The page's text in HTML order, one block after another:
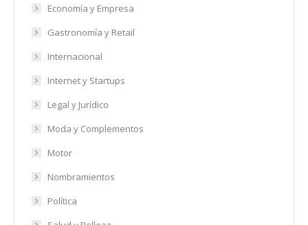
Economía y Empresa
Gastronomía y Retail
Internacional
Internet y Startups
Legal y Jurídico
Moda y Complementos
Motor
Nombramientos
Política